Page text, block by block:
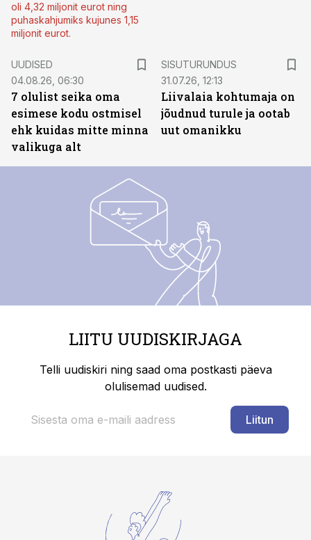
oli 4,32 miljonit eurot ning
puhaskahjumiks kujunes 1,15
miljonit eurot.
UUDISED
04.08.26, 06:30
7 olulist seika oma
esimese kodu ostmisel
ehk kuidas mitte minna
valikuga alt
SISUTURUNDUS
31.07.26, 12:13
Liivalaia kohtumaja on
jõudnud turule ja ootab
uut omanikku
LIITU UUDISKIRJAGA
Telli uudiskiri ning saad oma postkasti päeva
olulisemad uudised.
Liitun